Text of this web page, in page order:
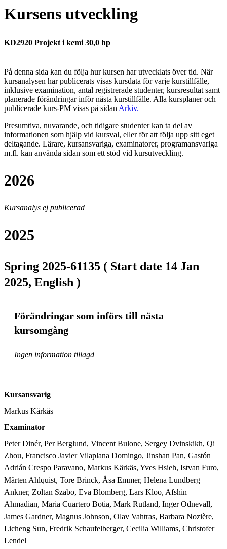
Kursens utveckling
KD2920 Projekt i kemi 30,0 hp
På denna sida kan du följa hur kursen har utvecklats över tid. När
kursanalysen har publicerats visas kursdata för varje kurstillfälle,
inklusive examination, antal registrerade studenter, kursresultat samt
planerade förändringar inför nästa kurstillfälle. Alla kursplaner och
publicerade kurs-PM visas på sidan Arkiv.
Presumtiva, nuvarande, och tidigare studenter kan ta del av
informationen som hjälp vid kursval, eller för att följa upp sitt eget
deltagande. Lärare, kursansvariga, examinatorer, programansvariga
m.fl. kan använda sidan som ett stöd vid kursutveckling.
2026
Kursanalys ej publicerad
2025
Spring 2025-61135 ( Start date 14 Jan
2025, English )
Förändringar som införs till nästa
kursomgång
Ingen information tillagd
Kursansvarig
Markus Kärkäs
Examinator
Peter Dinér, Per Berglund, Vincent Bulone, Sergey Dvinskikh, Qi
Zhou, Francisco Javier Vilaplana Domingo, Jinshan Pan, Gastón
Adrián Crespo Paravano, Markus Kärkäs, Yves Hsieh, Istvan Furo,
Mårten Ahlquist, Tore Brinck, Åsa Emmer, Helena Lundberg
Ankner, Zoltan Szabo, Eva Blomberg, Lars Kloo, Afshin
Ahmadian, Maria Cuartero Botia, Mark Rutland, Inger Odnevall,
James Gardner, Magnus Johnson, Olav Vahtras, Barbara Nozière,
Licheng Sun, Fredrik Schaufelberger, Cecilia Williams, Christofer
Lendel